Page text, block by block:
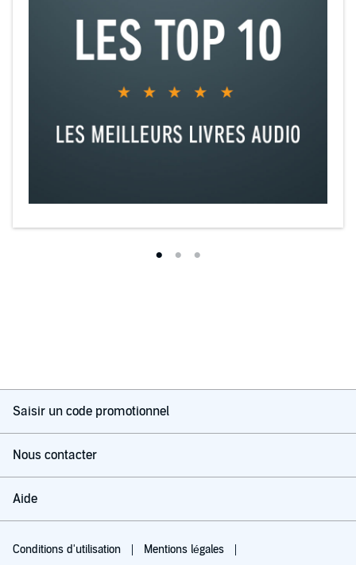
Saisir un code promotionnel
Nous contacter
Aide
Conditions d'utilisation Mentions légales